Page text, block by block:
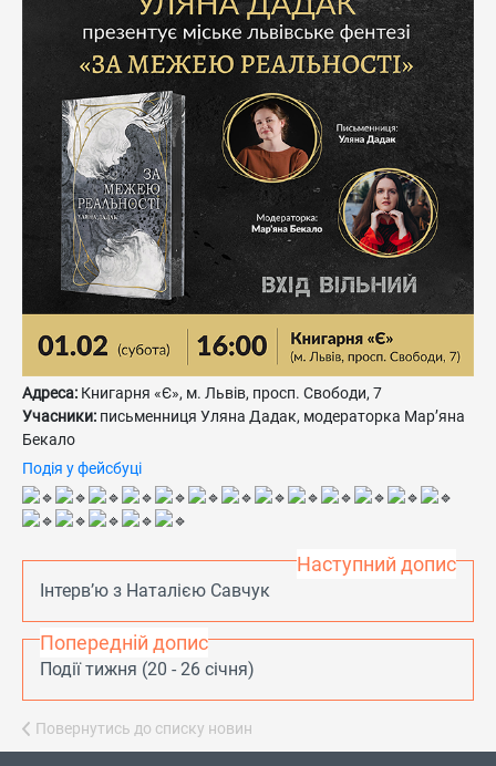
Адреса: Книгарня «Є», м. Львів, просп. Свободи, 7
Учасники: письменниця Уляна Дадак, модераторка Мар’яна
Бекало
Подія у фейсбуці
Наступний допис
Інтерв’ю з Наталією Савчук
Попередній допис
Події тижня (20 - 26 січня)
Повернутись до списку новин